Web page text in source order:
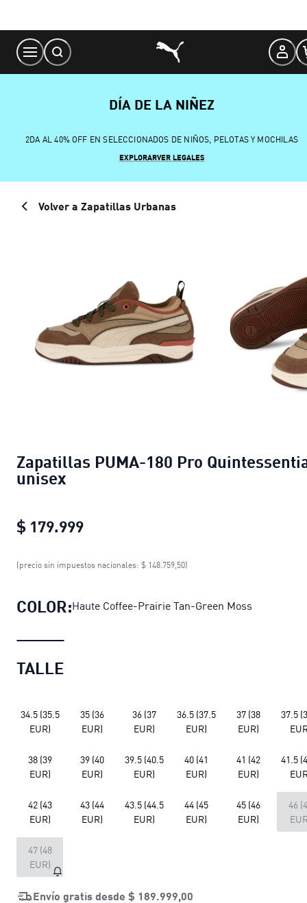
Content
DÍA DE LA NIÑEZ
2DA AL 40% OFF EN SELECCIONADOS DE NIÑOS, PELOTAS Y MOCHILAS
EXPLORARVER LEGALES
Volver a Zapatillas Urbanas
Zapatillas PUMA-180 Pro
unisex
$ 179.999
Zapatillas PUMA-180 Pro
(precio sin impuestos nacionales: $ 148.759,50)
COLOR:Haute Coffee-Prairie Tan-Green Moss
TALLE
34.5 (35.5
EUR)
35 (36
EUR)
36 (37
EUR)
36.5 (37.5
EUR)
37 (38
EUR)
37.5
38 (39
EUR)
39 (40
EUR)
39.5 (40.5
EUR)
40 (41
EUR)
41 (42
EUR)
41.5
42 (43
EUR)
43 (44
EUR)
43.5 (44.5
EUR)
44 (45
EUR)
45 (46
EUR)
46
47 (48
EUR)
Envío gratis desde $ 189.999,00